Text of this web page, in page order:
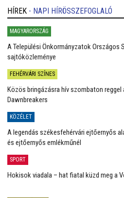
HÍREK - NAPI HÍRÖSSZEFOGLALÓ
MAGYARORSZÁG
A Települési Önkormányzatok Országos
sajtóközleménye
FEHÉRVÁRI SZÍNES
Közös bringázásra hív szombaton reggel
Dawnbreakers
KÖZÉLET
A legendás székesfehérvári ejtőernyős
és ejtőernyős emlékműnél
SPORT
Hokisok viadala – hat fiatal küzd meg a